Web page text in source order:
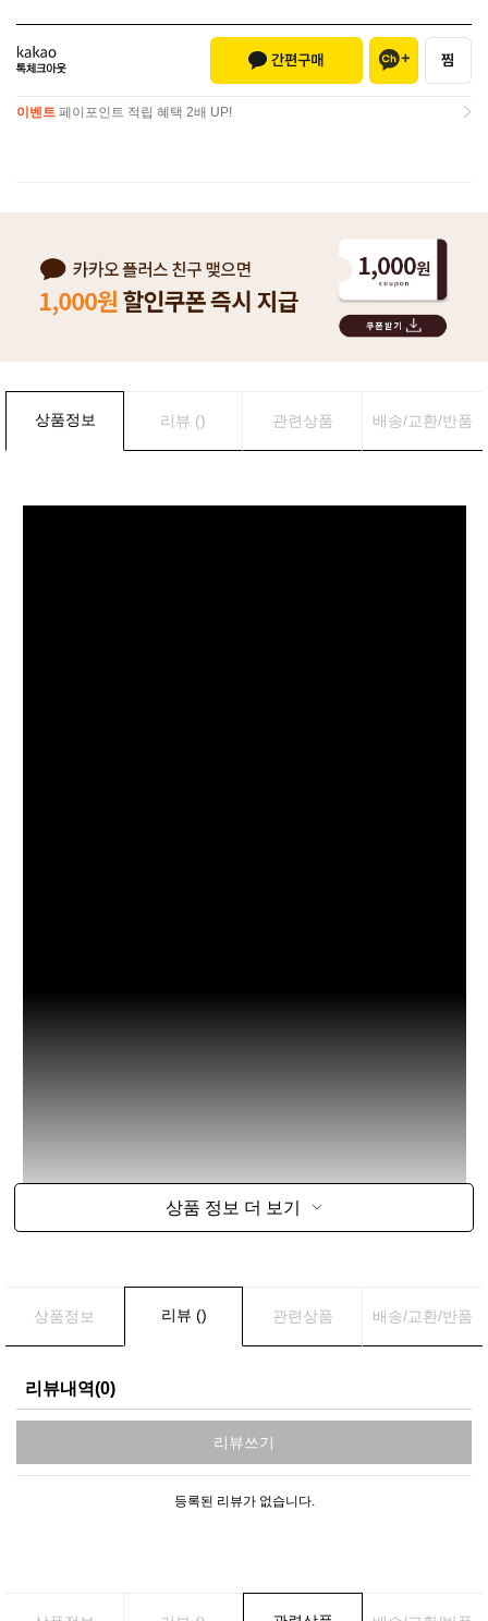
이벤트 페이포인트 적립 혜택 2배 UP!
상품정보 리뷰 () 관련상품 배송/교환/반품
상품 정보 더 보기
상품정보 리뷰 () 관련상품 배송/교환/반품
리뷰내역(0)
리뷰쓰기
등록된 리뷰가 없습니다.